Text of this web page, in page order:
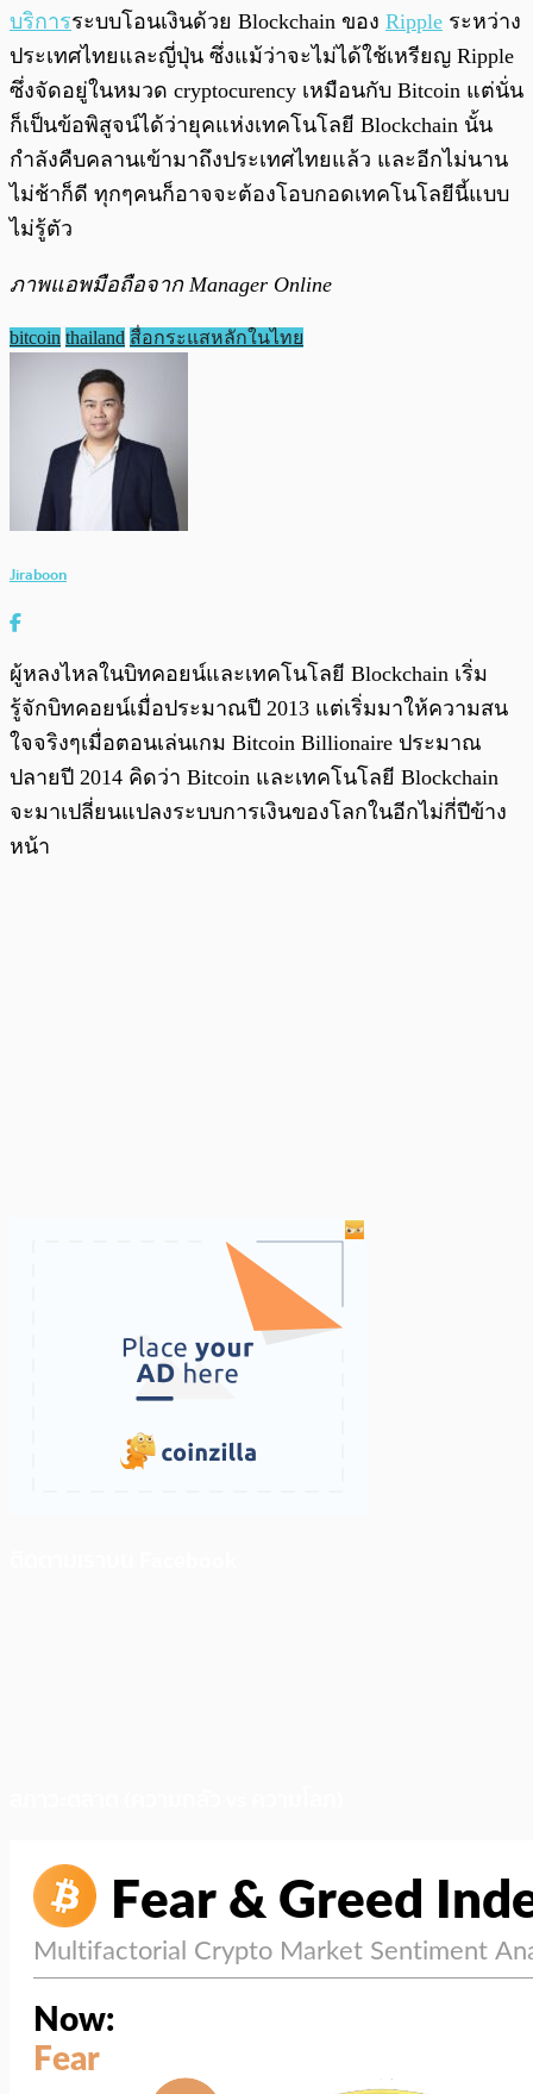
บริการระบบโอนเงินด้วย Blockchain ของ Ripple ระหว่าง
ประเทศไทยและญี่ปุ่น ซึ่งแม้ว่าจะไม่ได้ใช้เหรีย​ญ Ripple
ซึ่งจัดอยู่ในหมวด cryptocurency เหมือนกับ Bitcoin แต่นั่น
ก็เป็นข้อพิสูจน์ได้ว่ายุคแห่งเทคโนโลยี Blockchain นั้น
กำลังคืบคลานเข้ามาถึงประเทศไทยแล้ว และอีกไม่นาน
ไม่ช้าก็ดี ทุกๆคนก็อาจจะต้องโอบกอดเทคโนโลยีนี้แบบ
ไม่รู้ตัว
ภาพแอพมือถือจาก Manager Online
bitcoin thailand สื่อกระแสหลักในไทย
Jiraboon
ผู้หลงไหลในบิทคอยน์และเทคโนโลยี Blockchain เริ่ม
รู้จักบิทคอยน์เมื่อประมาณปี 2013 แต่เริ่มมาให้ความสน
ใจจริงๆเมื่อตอนเล่นเกม Bitcoin Billionaire ประมาณ
ปลายปี 2014 คิดว่า Bitcoin และเทคโนโลยี Blockchain
จะมาเปลี่ยนแปลงระบบการเงินของโลกในอีกไม่กี่ปีข้าง
หน้า